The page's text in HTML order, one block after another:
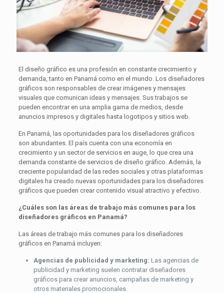
El diseño gráfico es una profesión en constante crecimiento y
demanda, tanto en Panamá como en el mundo. Los diseñadores
gráficos son responsables de crear imágenes y mensajes
visuales que comunican ideas y mensajes. Sus trabajos se
pueden encontrar en una amplia gama de medios, desde
anuncios impresos y digitales hasta logotipos y sitios web.
En Panamá, las oportunidades para los diseñadores gráficos
son abundantes. El país cuenta con una economía en
crecimiento y un sector de servicios en auge, lo que crea una
demanda constante de servicios de diseño gráfico. Además, la
creciente popularidad de las redes sociales y otras plataformas
digitales ha creado nuevas oportunidades para los diseñadores
gráficos que pueden crear contenido visual atractivo y efectivo.
¿Cuáles son las áreas de trabajo más comunes para los
diseñadores gráficos en Panamá?
Las áreas de trabajo más comunes para los diseñadores
gráficos en Panamá incluyen:
Agencias de publicidad y marketing: Las agencias de
publicidad y marketing suelen contratar diseñadores
gráficos para crear anuncios, campañas de marketing y
otros materiales promocionales.